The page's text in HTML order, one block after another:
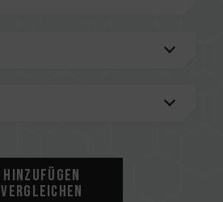
Hinzufügen
Vergleichen